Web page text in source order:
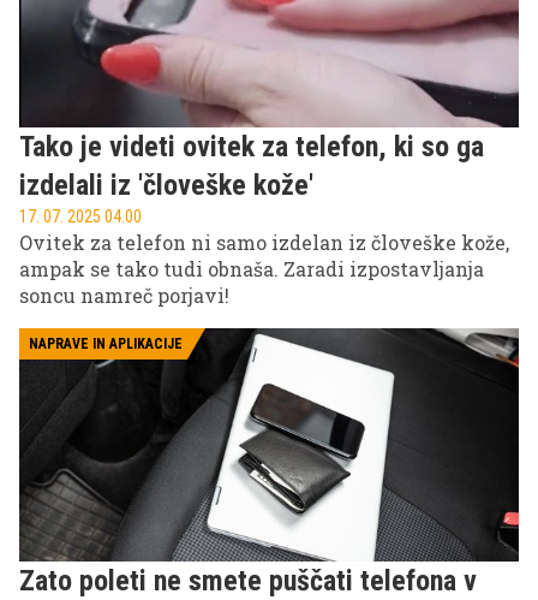
Tako je videti ovitek za telefon, ki so ga
izdelali iz 'človeške kože'
17. 07. 2025 04.00
Ovitek za telefon ni samo izdelan iz človeške kože,
ampak se tako tudi obnaša. Zaradi izpostavljanja
soncu namreč porjavi!
NAPRAVE IN APLIKACIJE
Zato poleti ne smete puščati telefona v